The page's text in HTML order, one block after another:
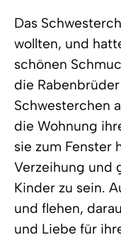
Das
wollten, und
schönen
die
Schwesterchen
die Wohnung
sie zum Fenster
Verzeihung und
Kinder zu sein.
und flehen,
und Liebe für